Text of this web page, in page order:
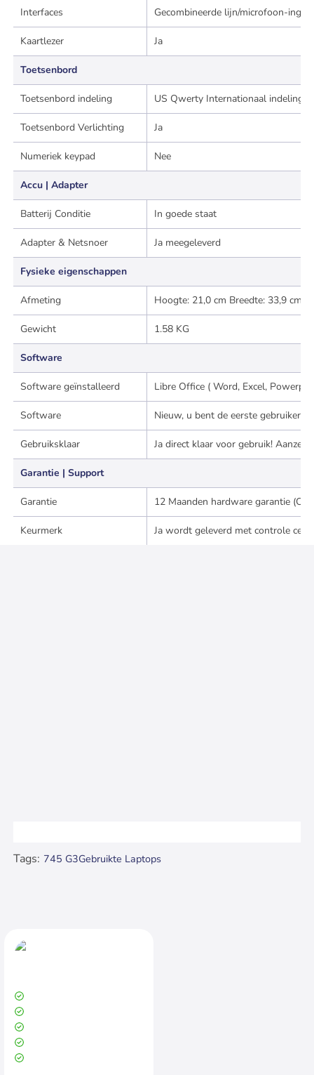
Interfaces Gecombineerde lijn/microfoon-
Kaartlezer Ja
Toetsenbord
Toetsenbord indeling US Qwerty Internationaal indeling.
Toetsenbord Verlichting Ja
Numeriek keypad Nee
Accu | Adapter
Batterij Conditie In goede staat
Adapter & Netsnoer Ja meegeleverd
Fysieke eigenschappen
Afmeting Hoogte: 21,0 cm Breedte: 33,9 cm
Gewicht 1.58 KG
Software
Software geïnstalleerd Libre Office ( Word, Excel,
Software Nieuw, u bent de eerste gebruiker
Gebruiksklaar Ja direct klaar voor gebruik!
Garantie | Support
Garantie 12 Maanden hardware garantie
Keurmerk Ja wordt geleverd met controle
Tags: 745 G3Gebruikte Laptops